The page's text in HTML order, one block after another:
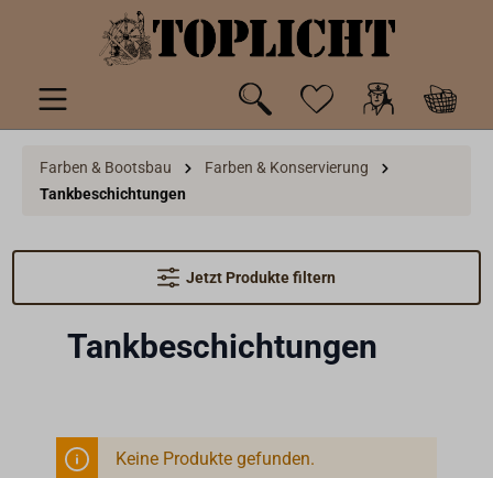
springen
Farben & Bootsbau
Farben & Konservierung
Tankbeschichtungen
Jetzt Produkte filtern
Tankbeschichtungen
Keine Produkte gefunden.